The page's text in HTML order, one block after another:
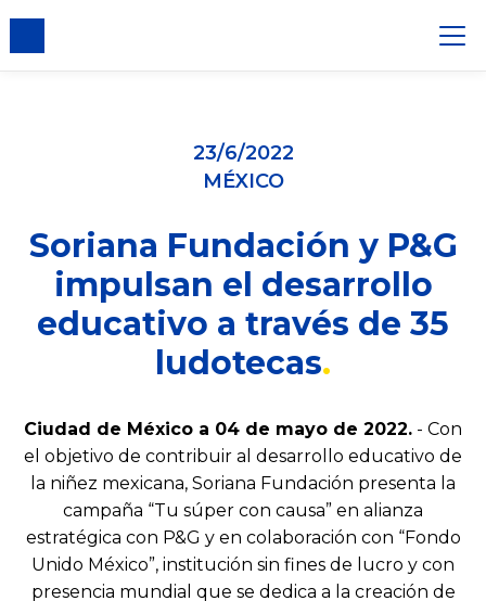
23/6/2022
MÉXICO
Soriana Fundación y P&G
impulsan el desarrollo
educativo a través de 35
ludotecas
Ciudad de México a 04 de mayo de 2022. - Con
el objetivo de contribuir al desarrollo educativo de
la niñez mexicana, Soriana Fundación presenta la
campaña “Tu súper con causa” en alianza
estratégica con P&G y en colaboración con “Fondo
Unido México”, institución sin fines de lucro y con
presencia mundial que se dedica a la creación de